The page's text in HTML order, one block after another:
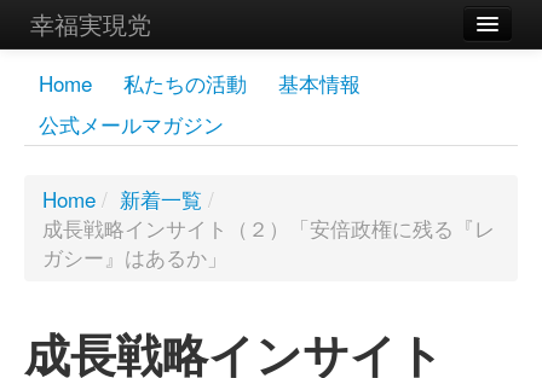
幸福実現党
メンバーズページ
党員
お問い合わせ
Home 私たちの活動
基本情報
公式メールマガジン
Home / 新着一覧 /
成長戦略インサイト（２）「安倍政権に残る『レ
ガシー』はあるか」
成長戦略インサイト